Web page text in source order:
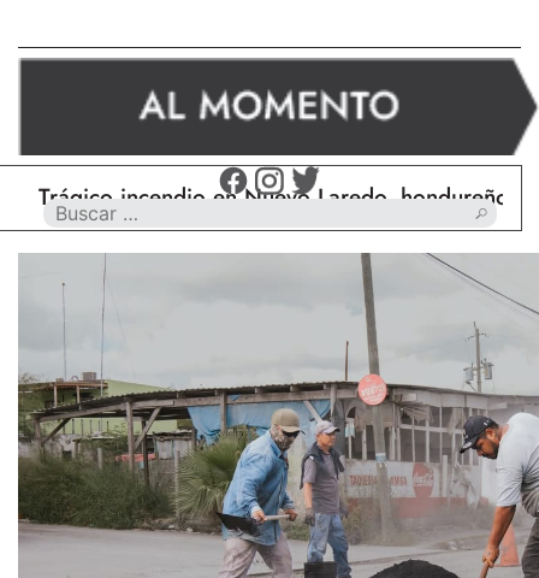
incendio en Nuevo Laredo, hondureño muere